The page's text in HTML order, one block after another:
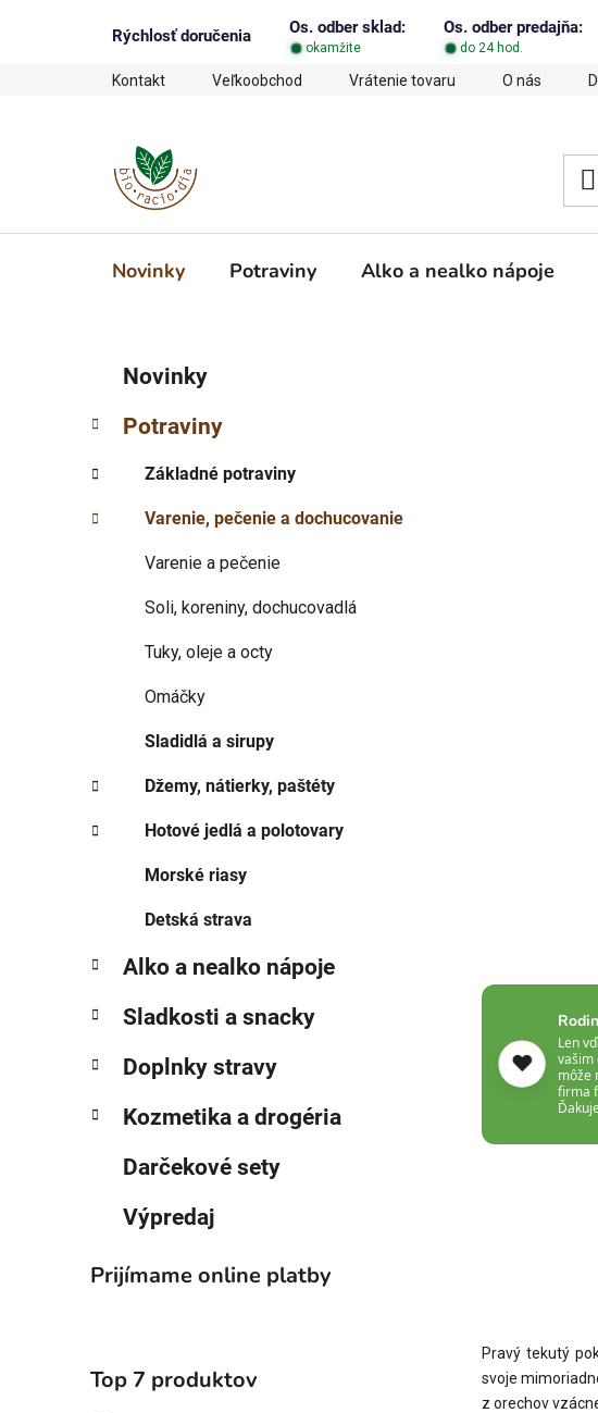
Rýchlosť doručenia Os. odber sklad: Os. odber predajňa:
okamžite do 24 hod.
Kontakt Veľkoobchod Vrátenie tovaru O nás
Novinky Potraviny Alko a nealko nápoje
č
ý
p
a
kategórie
e
ó
i
Novinky
Potraviny
Základné potraviny
Varenie, pečenie a dochucovanie
Varenie a pečenie
Soli, koreniny, dochucovadlá
Tuky, oleje a octy
Omáčky
Sladidlá a sirupy
Džemy, nátierky, paštéty
Hotové jedlá a polotovary
Morské riasy
Detská strava
Alko a nealko nápoje
Sladkosti a snacky
Doplnky stravy
Kozmetika a drogéria
Darčekové sety
Výpredaj
Prijímame online platby
Top 7 produktov
❤️
Len
vašim
môže
firma
Pravý tekutý
svoje
z orechov